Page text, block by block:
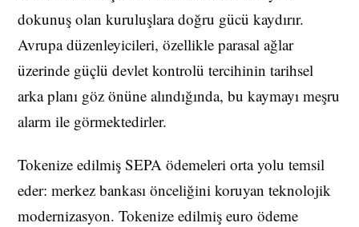
dokunuş olan kuruluşlara doğru gücü kaydırır.
Avrupa düzenleyicileri, özellikle parasal ağlar
üzerinde güçlü devlet kontrolü tercihinin tarihsel
arka planı göz önüne alındığında, bu kaymayı meşru
alarm ile görmektedirler.
Tokenize edilmiş SEPA ödemeleri orta yolu temsil
eder: merkez bankası önceliğini koruyan teknolojik
modernizasyon. Tokenize edilmiş euro ödeme